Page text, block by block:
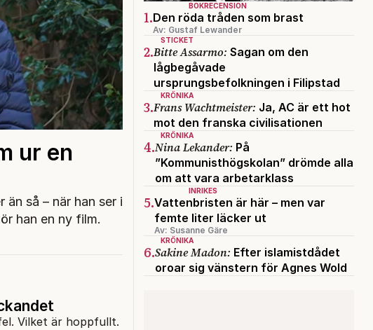
ur en
så – när han ser i
han en ny film.
Vilket är hoppfullt.
BOKRECENSION
1.Den röda tråden som brast
Av: Gustaf Lewander
STICKET
2.Bitte Assarmo: Sagan om den
lågbegåvade
ursprungsbefolkningen i Filipstad
KRÖNIKA
3.Frans Wachtmeister: Ja, AC är ett hot
mot den franska civilisationen
KRÖNIKA
4.Nina Lekander: På
”Kommunisthögskolan” drömde alla
om att vara arbetarklass
INRIKES
5.Vattenbristen är här – men var
femte liter läcker ut
Av: Susanne Gäre
KRÖNIKA
6.Sakine Madon: Efter islamistdådet
oroar sig vänstern för Agnes Wold